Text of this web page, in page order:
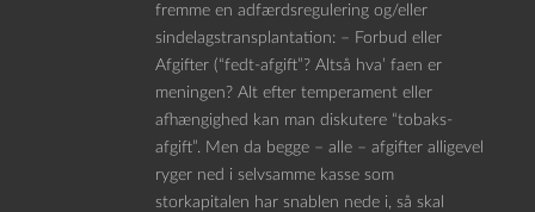
fremme en adfærdsregulering og/eller
sindelagstransplantation: – Forbud eller
Afgifter (“fedt-afgift”? Altså hva’ faen er
meningen? Alt efter temperament eller
afhængighed kan man diskutere “tobaks-
afgift”. Men da begge – alle – afgifter alligevel
ryger ned i selvsamme kasse som
storkapitalen har snablen nede i, så skal